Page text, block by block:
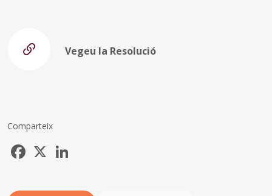
Vegeu la Resolució
Comparteix
Facebook